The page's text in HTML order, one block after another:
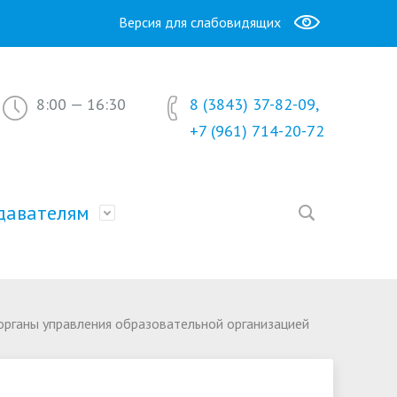
Версия для слабовидящих
8:00 — 16:30
8 (3843) 37-82-09,
+7 (961) 714-20-72
и справки
задаваемые вопросы
занятий
управления образовательной организацией